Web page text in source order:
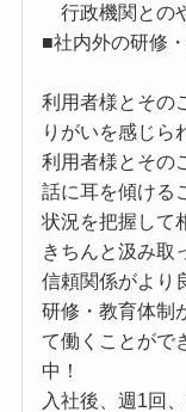
行政機関との
■社内外の研修
利用者様とその
りがいを感じら
利用者様とその
話に耳を傾ける
状況を把握して
きちんと汲み取
信頼関係がより
研修・教育体制
て働くことがで
中！
入社後、週1回